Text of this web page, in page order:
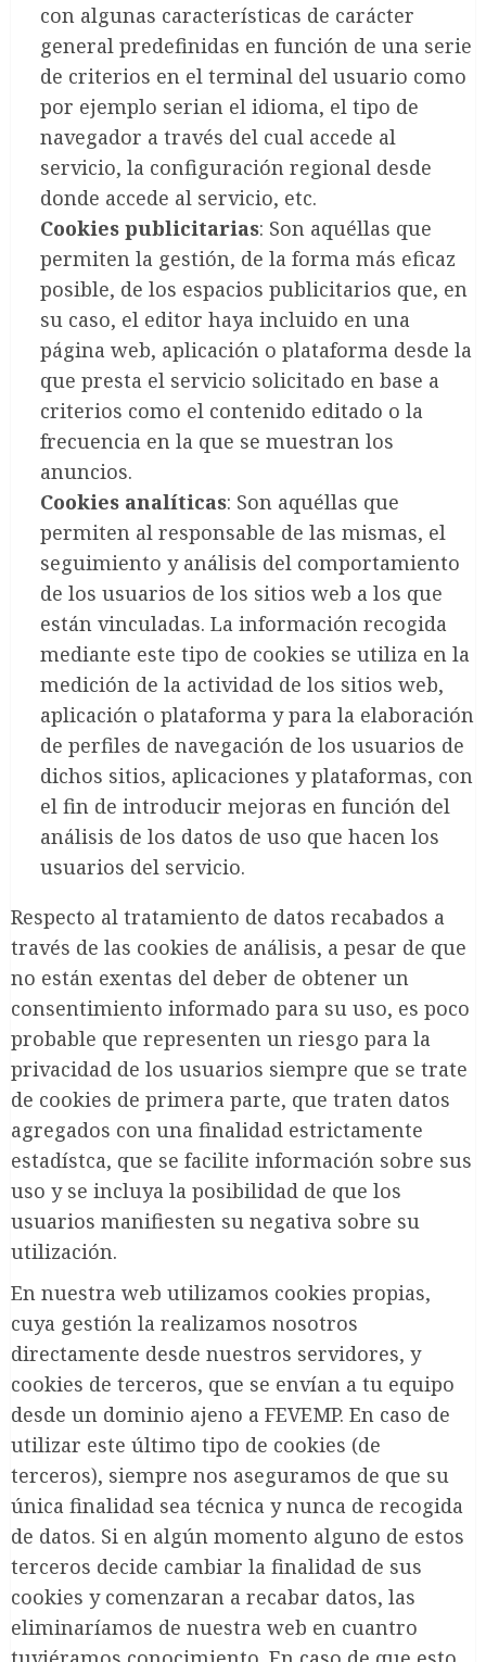
con algunas características de carácter
general predefinidas en función de una serie
de criterios en el terminal del usuario como
por ejemplo serian el idioma, el tipo de
navegador a través del cual accede al
servicio, la configuración regional desde
donde accede al servicio, etc.
Cookies publicitarias: Son aquéllas que
permiten la gestión, de la forma más eficaz
posible, de los espacios publicitarios que, en
su caso, el editor haya incluido en una
página web, aplicación o plataforma desde la
que presta el servicio solicitado en base a
criterios como el contenido editado o la
frecuencia en la que se muestran los
anuncios.
Cookies analíticas: Son aquéllas que
permiten al responsable de las mismas, el
seguimiento y análisis del comportamiento
de los usuarios de los sitios web a los que
están vinculadas. La información recogida
mediante este tipo de cookies se utiliza en la
medición de la actividad de los sitios web,
aplicación o plataforma y para la elaboración
de perfiles de navegación de los usuarios de
dichos sitios, aplicaciones y plataformas, con
el fin de introducir mejoras en función del
análisis de los datos de uso que hacen los
usuarios del servicio.
Respecto al tratamiento de datos recabados a
través de las cookies de análisis, a pesar de que
no están exentas del deber de obtener un
consentimiento informado para su uso, es poco
probable que representen un riesgo para la
privacidad de los usuarios siempre que se trate
de cookies de primera parte, que traten datos
agregados con una finalidad estrictamente
estadístca, que se facilite información sobre sus
uso y se incluya la posibilidad de que los
usuarios manifiesten su negativa sobre su
utilización.
En nuestra web utilizamos cookies propias,
cuya gestión la realizamos nosotros
directamente desde nuestros servidores, y
cookies de terceros, que se envían a tu equipo
desde un dominio ajeno a FEVEMP. En caso de
utilizar este último tipo de cookies (de
terceros), siempre nos aseguramos de que su
única finalidad sea técnica y nunca de recogida
de datos. Si en algún momento alguno de estos
terceros decide cambiar la finalidad de sus
cookies y comenzaran a recabar datos, las
eliminaríamos de nuestra web en cuantro